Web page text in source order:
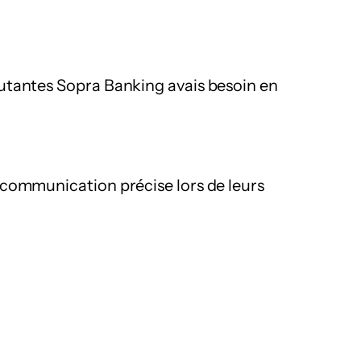
Sopra Banking avais besoin en
précise lors de leurs